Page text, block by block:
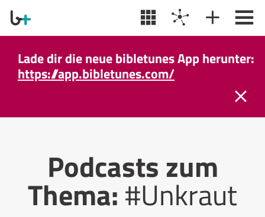
Lade dir die neue bibletunes App herunter:
https://app.bibletunes.com/
Podcasts zum
Thema:#Unkraut